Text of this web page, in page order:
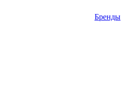
Бренды